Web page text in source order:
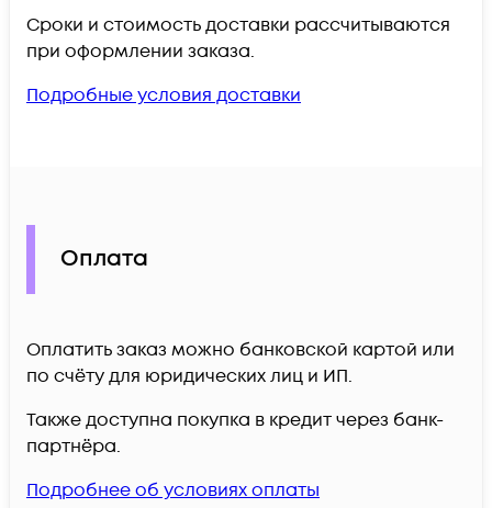
Сроки и стоимость доставки рассчитываются
при оформлении заказа.
Подробные условия доставки
Оплата
Оплатить заказ можно банковской картой или
по счёту для юридических лиц и ИП.
Также доступна покупка в кредит через банк-
партнёра.
Подробнее об условиях оплаты